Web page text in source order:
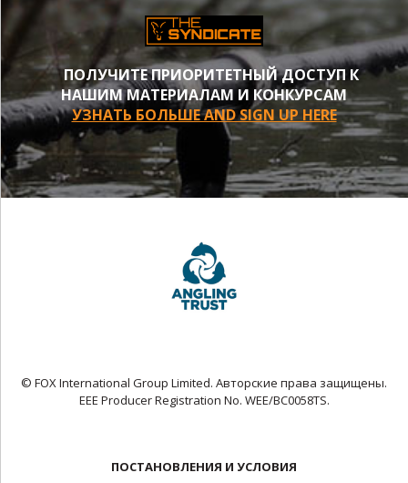
ПОЛУЧИТЕ ПРИОРИТЕТНЫЙ ДОСТУП К
НАШИМ МАТЕРИАЛАМ И КОНКУРСАМ
УЗНАТЬ БОЛЬШЕ AND SIGN UP HERE
© FOX International Group Limited. Авторские права защищены.
EEE Producer Registration No. WEE/BC0058TS.
ПОСТАНОВЛЕНИЯ И УСЛОВИЯ